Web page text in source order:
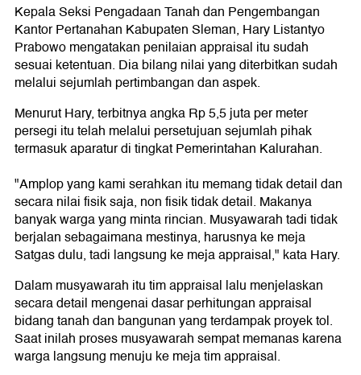
Kepala Seksi Pengadaan Tanah dan Pengembangan
Kantor Pertanahan Kabupaten Sleman, Hary Listantyo
Prabowo mengatakan penilaian appraisal itu sudah
sesuai ketentuan. Dia bilang nilai yang diterbitkan sudah
melalui sejumlah pertimbangan dan aspek.
Menurut Hary, terbitnya angka Rp 5,5 juta per meter
persegi itu telah melalui persetujuan sejumlah pihak
termasuk aparatur di tingkat Pemerintahan Kalurahan.
"Amplop yang kami serahkan itu memang tidak detail dan
secara nilai fisik saja, non fisik tidak detail. Makanya
banyak warga yang minta rincian. Musyawarah tadi tidak
berjalan sebagaimana mestinya, harusnya ke meja
Satgas dulu, tadi langsung ke meja appraisal," kata Hary.
Dalam musyawarah itu tim appraisal lalu menjelaskan
secara detail mengenai dasar perhitungan appraisal
bidang tanah dan bangunan yang terdampak proyek tol.
Saat inilah proses musyawarah sempat memanas karena
warga langsung menuju ke meja tim appraisal.